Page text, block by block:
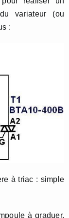
variateur (ou
:
à triac : simple
à graduer.